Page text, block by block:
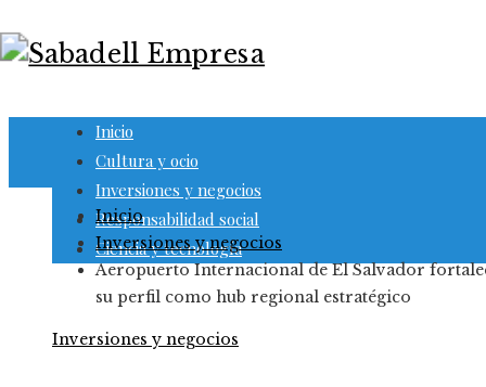
Inicio
Cultura y ocio
Inversiones y negocios
Responsabilidad social
Ciencia y tecnología
Inicio
Inversiones y negocios
Aeropuerto Internacional de El Salvador
su perfil como hub regional estratégico
Inversiones y negocios